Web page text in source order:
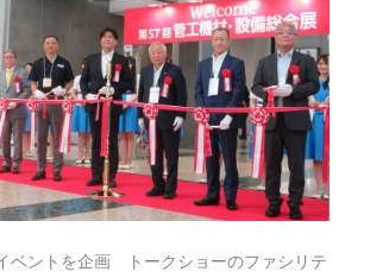
ベントを企画 トークショーのファシリテ